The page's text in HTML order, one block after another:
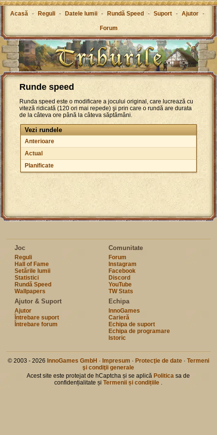
Acasă - Reguli - Datele lumii - Rundă Speed - Suport - Ajutor -
Forum
Runde speed
Runda speed este o modificare a jocului original, care lucrează cu
viteză ridicată (120 ori mai repede) şi prin care o rundă are durata
de la câteva ore până la câteva săptămâni.
Vezi rundele
Anterioare
Actual
Planificate
Joc
Reguli
Hall of Fame
Setările lumii
Statistici
Rundă Speed
Wallpapers
Comunitate
Forum
Instagram
Facebook
Discord
YouTube
TW Stats
Ajutor & Suport
Ajutor
Întrebare suport
Întrebare forum
Echipa
InnoGames
Carieră
Echipa de suport
Echipa de programare
Istoric
© 2003 - 2026 InnoGames GmbH · Impresum · Protecţie de date· Termeni
şi condiţii generale
Acest site este protejat de hCaptcha și se aplică Politica sa de
confidențialitate șiTermenii și condițiile .